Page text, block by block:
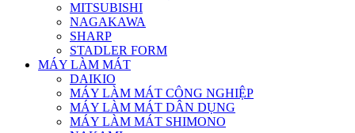
MITSUBISHI
NAGAKAWA
SHARP
STADLER FORM
MÁY LÀM MÁT
DAIKIO
MÁY LÀM MÁT CÔNG NGHIỆP
MÁY LÀM MÁT DÂN DỤNG
MÁY LÀM MÁT SHIMONO